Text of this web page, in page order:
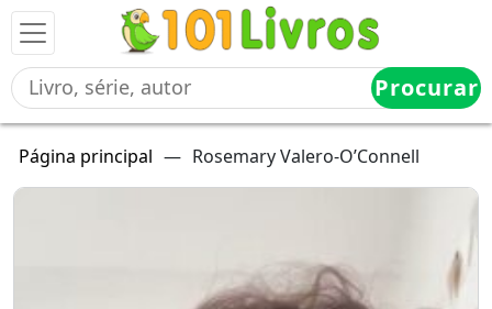
Procurar
Página principal — Rosemary Valero-O’Connell